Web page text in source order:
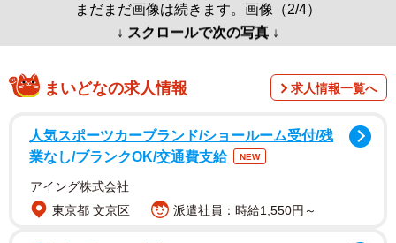
まだまだ画像は続きます。画像（2/4）
↓ スクロールで次の写真 ↓
まいどなの求人情報 求人情報一覧へ
人気スポーツカーブランド/ショールーム受付/残
業なし/ブランクOK/交通費支給
NEW
アイング株式会社
東京都 文京区
派遣社員：時給1,550円～